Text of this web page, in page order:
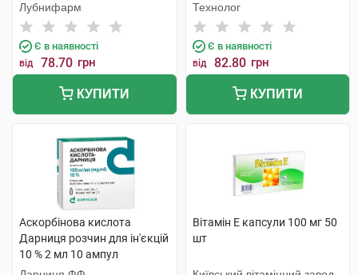
Лубнифарм
Є в наявності
від 78.70 грн
КУПИТИ
Технолог
Є в наявності
від 82.80 грн
КУПИТИ
Аскорбінова кислота
Дарниця розчин для ін'єкцій
10 % 2 мл 10 ампул
Вітамін E капсули 100 мг 50
шт